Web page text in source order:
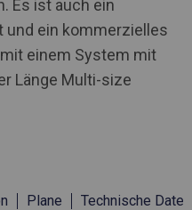
Es ist auch ein
und ein kommerzielles
einem System mit
Länge Multi-size
Plane Technische Daten